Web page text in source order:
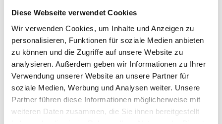
Diese Webseite verwendet Cookies
Wir verwenden Cookies, um Inhalte und Anzeigen zu
personalisieren, Funktionen für soziale Medien anbieten
zu können und die Zugriffe auf unsere Website zu
analysieren. Außerdem geben wir Informationen zu Ihrer
Verwendung unserer Website an unsere Partner für
soziale Medien, Werbung und Analysen weiter. Unsere
Partner führen diese Informationen möglicherweise mit
weiteren Daten zusammen, die Sie ihnen bereitgestellt
rostar – särskilt på gångjärn och fogar.
Dörrarna till HPL-duschkabinerna har
utformats så att man kan hänga kläder eller
handdukar på dem – utan oro för att dessa
saker blir genomblöta av vattenströmmen.
Denna typ av duschkabin används oftast på
sjukhus, vårdcentraler, hotell, motell eller
campingplatser. Dörrarna som används i
denna modell är ergonomiska och stängs